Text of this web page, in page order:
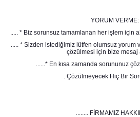
YORUM VERME:
..... * Biz sorunsuz tamamlanan her işlem için
..... * Sizden istediğimiz lütfen olumsuz yorum
çözülmesi için bize mesaj
......* En kısa zamanda sorununuz
. Çözülmeyecek Hiç Bir
........ FİRMAMIZ